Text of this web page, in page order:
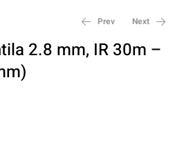
Prev Next
2.8 mm, IR 30m –